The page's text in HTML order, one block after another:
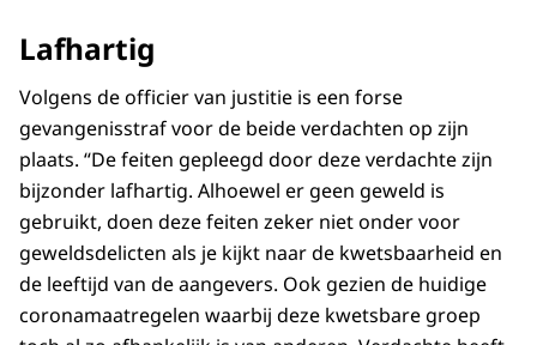
Lafhartig
Volgens de officier van justitie is een forse
gevangenisstraf voor de beide verdachten op zijn
plaats. “De feiten gepleegd door deze verdachte zijn
bijzonder lafhartig. Alhoewel er geen geweld is
gebruikt, doen deze feiten zeker niet onder voor
geweldsdelicten als je kijkt naar de kwetsbaarheid en
de leeftijd van de aangevers. Ook gezien de huidige
coronamaatregelen waarbij deze kwetsbare groep